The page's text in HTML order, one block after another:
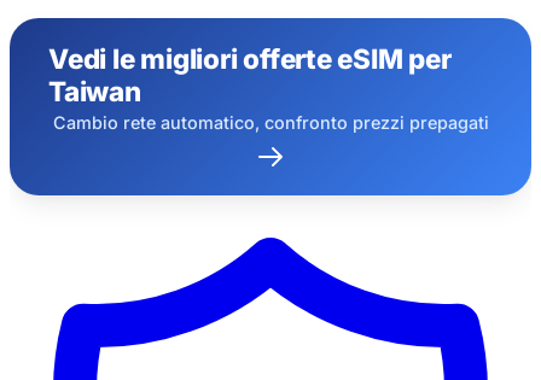
Vedi le migliori offerte eSIM per
Taiwan
Cambio rete automatico, confronto prezzi prepagati